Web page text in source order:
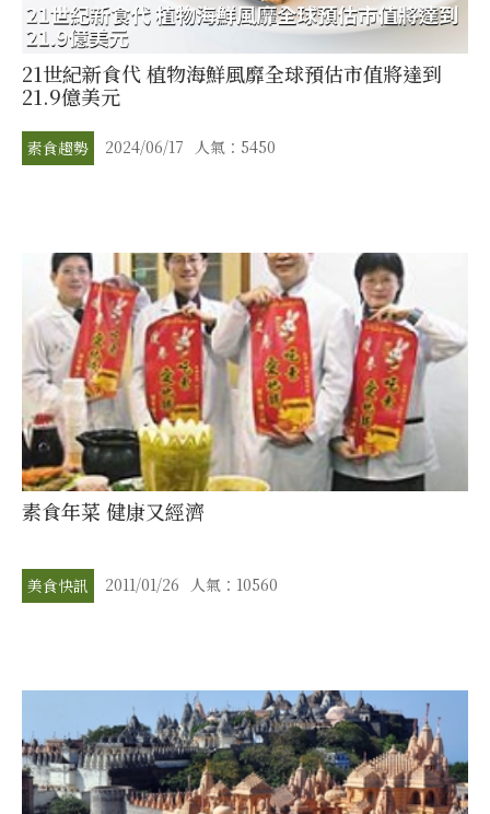
21世紀新食代 植物海鮮風靡全球預估市值將達到
21.9億美元
素食趨勢 2024/06/17 人氣：5450
素食年菜 健康又經濟
美食快訊 2011/01/26 人氣：10560